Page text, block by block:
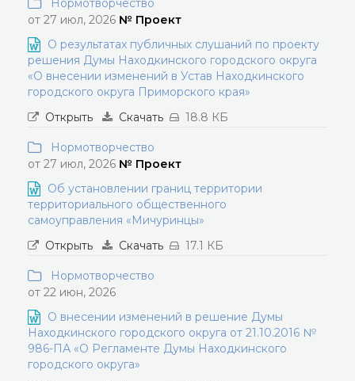
Нормотворчество
от 27 июл, 2026 № Проект
О результатах публичных слушаний по проекту
решения Думы Находкинского городского округа
«О внесении изменений в Устав Находкинского
городского округа Приморского края»
Открыть
Скачать 18.8 КБ
Нормотворчество
от 27 июл, 2026 № Проект
Об установлении границ территории
территориального общественного
самоуправления «Мичуринцы»
Открыть
Скачать 17.1 КБ
Нормотворчество
от 22 июн, 2026
О внесении изменений в решение Думы
Находкинского городского округа от 21.10.2016 №
986-ПА «О Регламенте Думы Находкинского
городского округа»